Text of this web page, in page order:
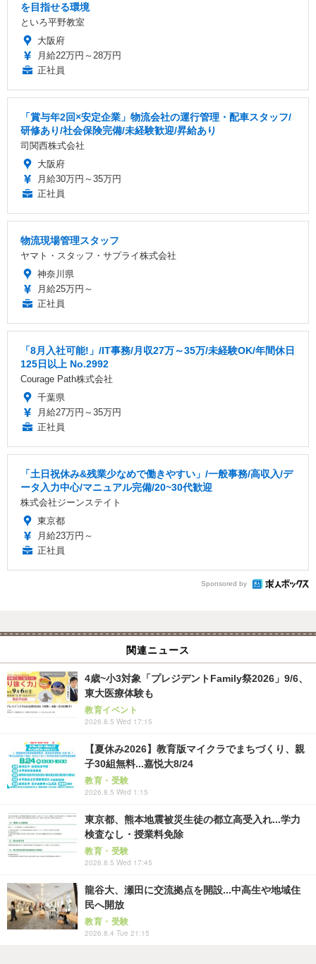
を目指せる環境
といろ平野教室
大阪府
月給22万円～28万円
正社員
「賞与年2回×安定企業」物流会社の運行管理・配車スタッフ/
研修あり/社会保険完備/未経験歓迎/昇給あり
司関西株式会社
大阪府
月給30万円～35万円
正社員
物流現場管理スタッフ
ヤマト・スタッフ・サプライ株式会社
神奈川県
月給25万円～
正社員
「8月入社可能!」/IT事務/月収27万～35万/未経験OK/年間休日
125日以上 No.2992
Courage Path株式会社
千葉県
月給27万円～35万円
正社員
「土日祝休み&残業少なめで働きやすい」/一般事務/高収入/デ
ータ入力中心/マニュアル完備/20~30代歓迎
株式会社ジーンステイト
東京都
月給23万円～
正社員
Sponsored by
関連ニュース
4歳~小3対象「プレジデントFamily祭2026」9/6、
東大医療体験も
教育イベント
2026.8.5 Wed 17:15
【夏休み2026】教育版マイクラでまちづくり、親
子30組無料...嘉悦大8/24
教育・受験
2026.8.5 Wed 1:15
東京都、熊本地震被災生徒の都立高受入れ...学力
検査なし・授業料免除
教育・受験
2026.8.5 Wed 17:45
龍谷大、瀬田に交流拠点を開設...中高生や地域住
民へ開放
教育・受験
2026.8.4 Tue 21:15